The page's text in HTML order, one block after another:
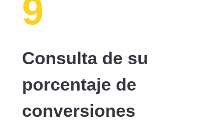
9
Consulta de su
porcentaje de
conversiones